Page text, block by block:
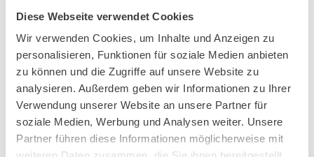
Diese Webseite verwendet Cookies
Wir verwenden Cookies, um Inhalte und Anzeigen zu
personalisieren, Funktionen für soziale Medien anbieten
zu können und die Zugriffe auf unsere Website zu
analysieren. Außerdem geben wir Informationen zu Ihrer
Verwendung unserer Website an unsere Partner für
soziale Medien, Werbung und Analysen weiter. Unsere
Partner führen diese Informationen möglicherweise mit
eine Vielzahl horizontaler, geneigter und bananenförmiger
breites Anwendungsspektrum:
Sandvik, Fabo und RubbleCrusher in Deutschland
Metso und RubbleCrusher in Dänemark
Sandvik in Belgien, den Niederlanden und Luxemburg
SMT Stichweh in Belgien und den Niederlanden
Scrollen Sie durch die Bilder auf der linken Seite, um